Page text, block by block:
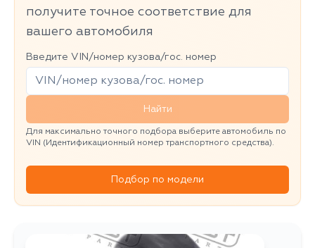
получите точное соответствие для
вашего автомобиля
Введите VIN/номер кузова/гос. номер
Найти
Для максимально точного подбора выберите автомобиль по
VIN (Идентификационный номер транспортного средства).
Подбор по модели